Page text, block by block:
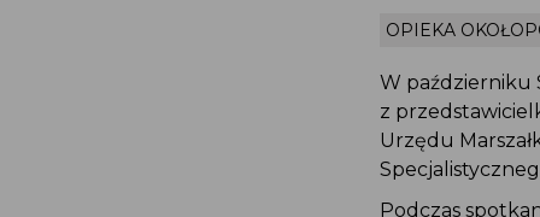
OPIEKA
W październiku
z
Urzędu
Podczas